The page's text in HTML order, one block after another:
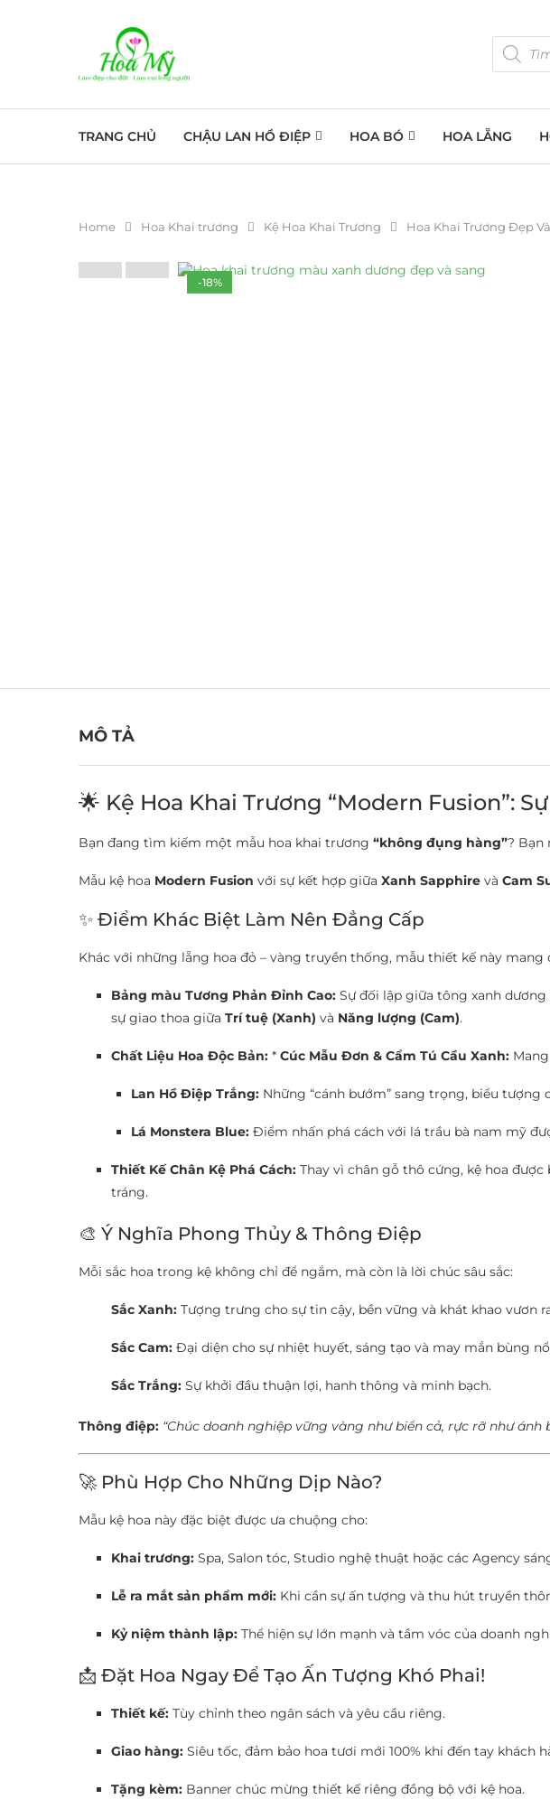
TRANG CHỦ CHẬU LAN HỒ ĐIỆP HOA BÓ HOA LẴNG
Home Hoa Khai trương Kệ Hoa Khai Trương Hoa Khai Trương Đẹp
-18%
MÔ TẢ
🌟 Kệ Hoa Khai Trương “Modern Fusion”:
Bạn đang tìm kiếm một mẫu hoa khai trương “không đụng hàng”? Bạn
Mẫu kệ hoa Modern Fusion với sự kết hợp giữa Xanh Sapphire và Cam
✨ Điểm Khác Biệt Làm Nên Đẳng Cấp
Khác với những lẵng hoa đỏ – vàng truyền thống, mẫu thiết kế này
Bảng màu Tương Phản Đỉnh Cao: Sự đối lập giữa tông xanh
sự giao thoa giữa Trí tuệ (Xanh) và Năng lượng (Cam).
Chất Liệu Hoa Độc Bản: * Cúc Mẫu Đơn & Cẩm Tú Cầu Xanh:
Lan Hồ Điệp Trắng: Những “cánh bướm” sang trọng, biểu tượng
Lá Monstera Blue: Điểm nhấn phá cách với lá trầu bà nam mỹ
Thiết Kế Chân Kệ Phá Cách: Thay vì chân gỗ thô cứng, kệ hoa
tráng.
🎨 Ý Nghĩa Phong Thủy & Thông Điệp
Mỗi sắc hoa trong kệ không chỉ để ngắm, mà còn là lời chúc sâu sắc:
Sắc Xanh: Tượng trưng cho sự tin cậy, bền vững và khát khao vươn
Sắc Cam: Đại diện cho sự nhiệt huyết, sáng tạo và may mắn bùng
Sắc Trắng: Sự khởi đầu thuận lợi, hanh thông và minh bạch.
Thông điệp: “Chúc doanh nghiệp vững vàng như biển cả, rực rỡ như ánh
🚀 Phù Hợp Cho Những Dịp Nào?
Mẫu kệ hoa này đặc biệt được ưa chuộng cho:
Khai trương: Spa, Salon tóc, Studio nghệ thuật hoặc các Agency
Lễ ra mắt sản phẩm mới: Khi cần sự ấn tượng và thu hút truyền
Kỷ niệm thành lập: Thể hiện sự lớn mạnh và tầm vóc của doanh
📩 Đặt Hoa Ngay Để Tạo Ấn Tượng Khó Phai!
Thiết kế: Tùy chỉnh theo ngân sách và yêu cầu riêng.
Giao hàng: Siêu tốc, đảm bảo hoa tươi mới 100% khi đến tay khách
Tặng kèm: Banner chúc mừng thiết kế riêng đồng bộ với kệ hoa.